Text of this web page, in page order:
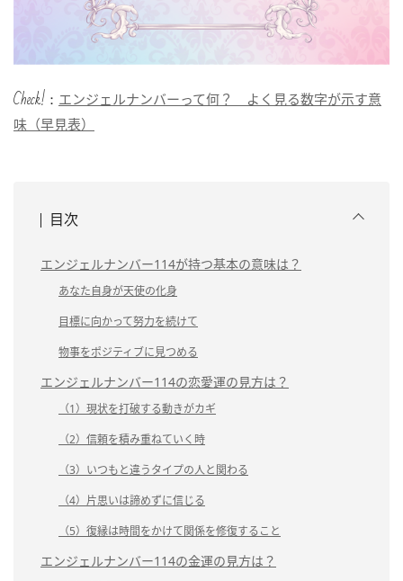
Check!： エンジェルナンバーって何？ よく見る数字が示す意
味（早見表）
目次
エンジェルナンバー114が持つ基本の意味は？
あなた自身が天使の化身
目標に向かって努力を続けて
物事をポジティブに見つめる
エンジェルナンバー114の恋愛運の見方は？
（1）現状を打破する動きがカギ
（2）信頼を積み重ねていく時
（3）いつもと違うタイプの人と関わる
（4）片思いは諦めずに信じる
（5）復縁は時間をかけて関係を修復すること
エンジェルナンバー114の金運の見方は？